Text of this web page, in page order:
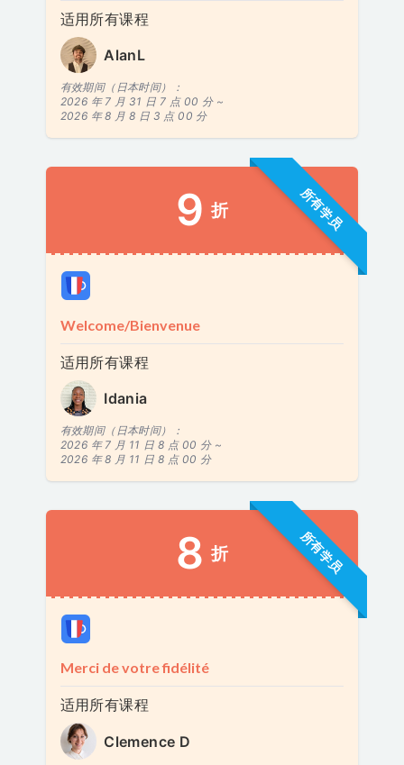
适用所有课程
AlanL
有效期间（日本时间）：
2026 年 7 月 31 日 7 点 00 分 ~
2026 年 8 月 8 日 3 点 00 分
所有学员
9 折
Welcome/Bienvenue
适用所有课程
Idania
有效期间（日本时间）：
2026 年 7 月 11 日 8 点 00 分 ~
2026 年 8 月 11 日 8 点 00 分
所有学员
8 折
Merci de votre fidélité
适用所有课程
Clemence D